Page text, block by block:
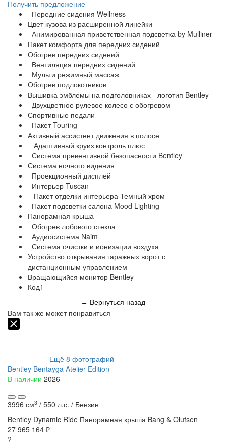
Получить предложение
Передние сидения Wellness
Цвет кузова из расширенной линейки
Анимированная приветственная подсветка by Mulliner
Пакет комфорта для передних сидений
Обогрев передних сидений
Вентиляция передних сидений
Мульти режимный массаж
Обогрев подлокотников
Вышивка эмблемы на подголовниках - логотип Bentley
Двухцветное рулевое колесо с обогревом
Спортивные педали
Пакет Touring
⁠Активный ассистент движения в полосе
Адаптивный круиз контроль плюс
⁠Система превентивной безопасности Bentley
⁠Система ночного видения
Проекционный дисплей
Интерьер Tuscan
Пакет отделки интерьера Темный хром
Пакет подсветки салона Mood Lighting
Панорамная крыша
Обогрев лобового стекла
Аудиосистема Naim
Система очистки и ионизации воздуха
Устройство открывания гаражных ворот с
дистанционным управлением
Вращающийся монитор Bentley
Код1
← Вернуться назад
Вам так же может понравиться
Ещё 8 фотографий
Bentley Bentayga Atelier Edition
В наличии 2026
3996 см3 / 550 л.с. / Бензин
Bentley Dynamic Ride Панорамная крыша Bang & Olufsen
27 965 164 ₽
?